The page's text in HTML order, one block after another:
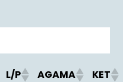
L/P AGAMA
KET